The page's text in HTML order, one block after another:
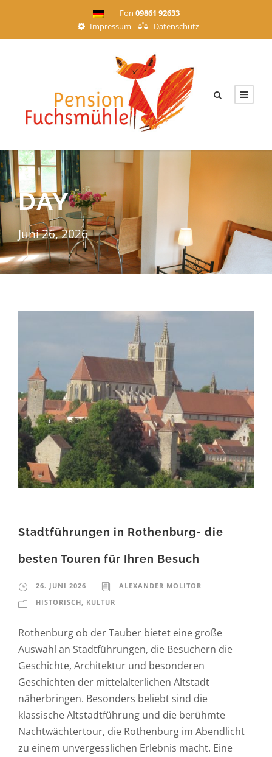
Fon 09861 92633
Impressum
Datenschutz
DAY
Juni 26, 2026
Stadtführungen in Rothenburg- die
besten Touren für Ihren Besuch
26. JUNI 2026
ALEXANDER MOLITOR
HISTORISCH, KULTUR
Rothenburg ob der Tauber bietet eine große
Auswahl an Stadtführungen, die Besuchern die
Geschichte, Architektur und besonderen
Geschichten der mittelalterlichen Altstadt
näherbringen. Besonders beliebt sind die
klassische Altstadtführung und die berühmte
Nachtwächtertour, die Rothenburg im Abendlicht
zu einem unvergesslichen Erlebnis macht. Eine